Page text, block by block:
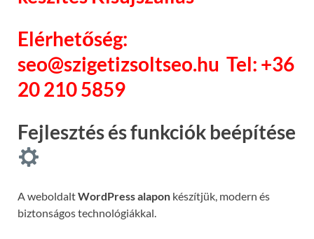
Elérhetőség:
seo@szigetizsoltseo.hu Tel: +36
20 210 5859
Fejlesztés és funkciók beépítése
A weboldaltWordPress alapon készítjük, modern és
biztonságos technológiákkal.